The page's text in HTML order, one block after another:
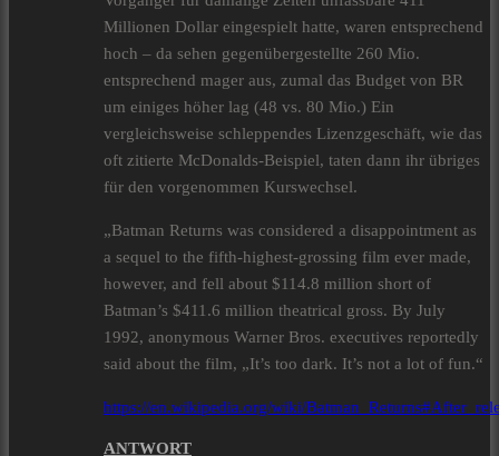
Millionen Dollar eingespielt hatte, waren entsprechend
hoch – da sehen gegenübergestellte 260 Mio.
entsprechend mager aus, zumal das Budget von BR
um einiges höher lag (48 vs. 80 Mio.) Ein
vergleichsweise schleppendes Lizenzgeschäft, wie das
oft zitierte McDonalds-Beispiel, taten dann ihr übriges
für den vorgenommen Kurswechsel.
„Batman Returns was considered a disappointment as
a sequel to the fifth-highest-grossing film ever made,
however, and fell about $114.8 million short of
Batman’s $411.6 million theatrical gross. By July
1992, anonymous Warner Bros. executives reportedly
said about the film, „It’s too dark. It’s not a lot of fun.“
https://en.wikipedia.org/wiki/
ANTWORT